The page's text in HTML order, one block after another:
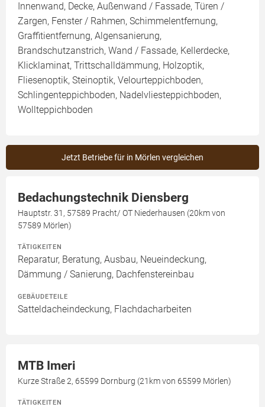
Innenwand, Decke, Außenwand / Fassade, Türen /
Zargen, Fenster / Rahmen, Schimmelentfernung,
Graffitientfernung, Algensanierung,
Brandschutzanstrich, Wand / Fassade, Kellerdecke,
Klicklaminat, Trittschalldämmung, Holzoptik,
Fliesenoptik, Steinoptik, Velourteppichboden,
Schlingenteppichboden, Nadelvliesteppichboden,
Wollteppichboden
Jetzt Betriebe für in Mörlen vergleichen
Bedachungstechnik Diensberg
Hauptstr. 31, 57589 Pracht/ OT Niederhausen (20km von
57589 Mörlen)
TÄTIGKEITEN
Reparatur, Beratung, Ausbau, Neueindeckung,
Dämmung / Sanierung, Dachfenstereinbau
GEBÄUDETEILE
Satteldacheindeckung, Flachdacharbeiten
MTB Imeri
Kurze Straße 2, 65599 Dornburg (21km von 65599 Mörlen)
TÄTIGKEITEN